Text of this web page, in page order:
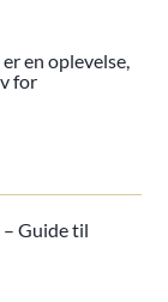
en oplevelse,
for
– Guide til